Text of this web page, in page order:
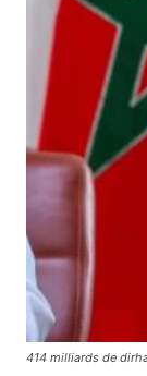
414 milliards de